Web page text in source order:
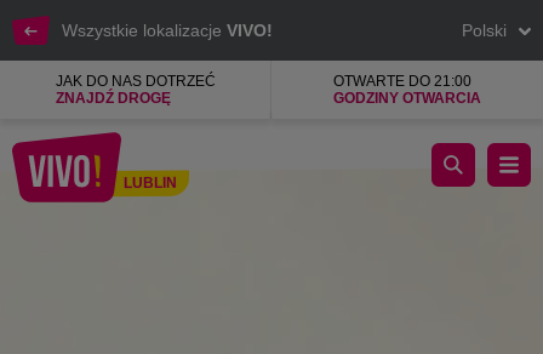
Wszystkie lokalizacje VIVO! Polski
JAK DO NAS DOTRZEĆ
ZNAJDŹ DROGĘ
OTWARTE DO 21:00
GODZINY OTWARCIA
LUBLIN
Oferty